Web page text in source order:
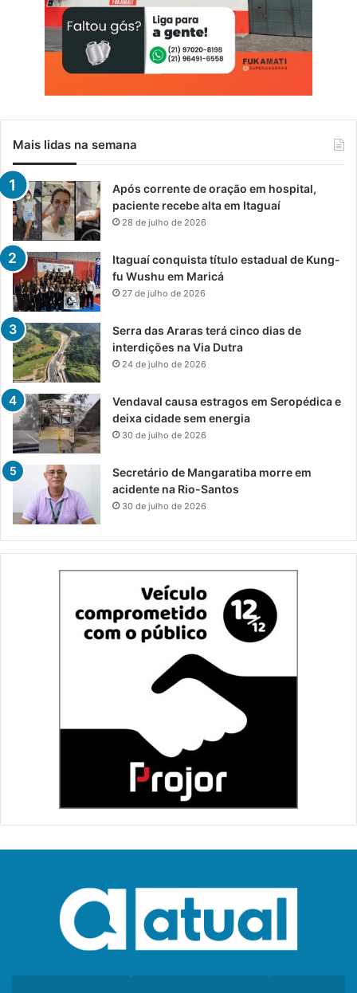
Mais lidas na semana
Após corrente de oração em hospital,
paciente recebe alta em Itaguaí
28 de julho de 2026
Itaguaí conquista título estadual de Kung-
fu Wushu em Maricá
27 de julho de 2026
Serra das Araras terá cinco dias de
interdições na Via Dutra
24 de julho de 2026
Vendaval causa estragos em Seropédica e
deixa cidade sem energia
30 de julho de 2026
Secretário de Mangaratiba morre em
acidente na Rio-Santos
30 de julho de 2026